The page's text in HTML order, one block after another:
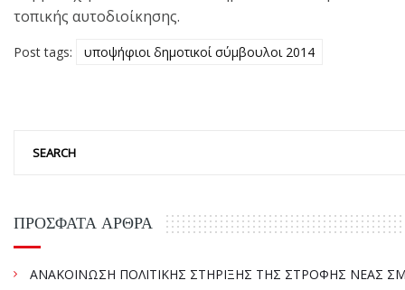
τοπικής αυτοδιοίκησης.
Post tags: υποψήφιοι δημοτικοί σύμβουλοι 2014
ΠΡΌΣΦΑΤΑ ΆΡΘΡΑ
ΑΝΑΚΟΙΝΩΣΗ ΠΟΛΙΤΙΚΗΣ ΣΤΗΡΙΞΗΣ ΤΗΣ ΣΤΡΟΦΗΣ ΝΕΑΣ